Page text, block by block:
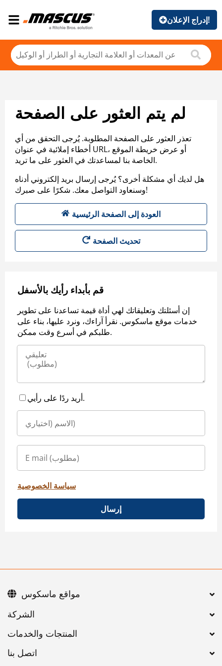
إدراج الإعلان!
لم يتم العثور على الصفحة
تعذر العثور على الصفحة المطلوبة. يُرجى التحقق من أي
أخطاء إملائية في عنوان URL، أو عرض خريطة الموقع
الخاصة بنا لمساعدتك في العثور على ما تريد.
هل لديك أي مشكلة أخرى؟ يُرجى إرسال بريد إلكتروني أدناه
وسنعاود التواصل معك. شكرًا على صبرك!
العودة إلى الصفحة الرئيسية
تحديث الصفحة
قم بأبداء رأيك بالأسفل
إن أسئلتك وتعليقاتك لهي أداة قيمة تساعدنا على تطوير
خدمات موقع ماسكوس. نقرأ آراءك، ونرد عليها، بناء على
طلبكم في أسرع وقت ممكن.
أريد ردًا على رأيي.
سياسة الخصوصية
إرسال
اتصل بنا
مواقع ماسكوس